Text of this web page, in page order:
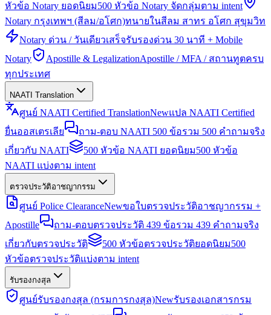
หัวข้อ Notary ยอดนิยม500 หัวข้อ Notary จัดกลุ่มตาม intent
Notary กรุงเทพฯ (สีลม/อโศก)ทนายในสีลม สาทร อโศก สุขุมวิท
Notary ด่วน / วันเดียวเสร็จรับรองด่วน 30 นาที + Mobile
Notary
Apostille & LegalizationApostille / MFA / สถานทูตครบ
ทุกประเทศ
NAATI Translation
ศูนย์ NAATI Certified TranslationNewแปล NAATI Certified
ยื่นออสเตรเลีย
ถาม-ตอบ NAATI 500 ข้อรวม 500 คำถามจริง
เกี่ยวกับ NAATI
500 หัวข้อ NAATI ยอดนิยม500 หัวข้อ
NAATI แบ่งตาม intent
ตรวจประวัติอาชญากรรม
ศูนย์ Police ClearanceNewขอใบตรวจประวัติอาชญากรรม +
Apostille
ถาม-ตอบตรวจประวัติ 439 ข้อรวม 439 คำถามจริง
เกี่ยวกับตรวจประวัติ
500 หัวข้อตรวจประวัติยอดนิยม500
หัวข้อตรวจประวัติแบ่งตาม intent
รับรองกงสุล
ศูนย์รับรองกงสุล (กรมการกงสุล)Newรับรองเอกสารกรม